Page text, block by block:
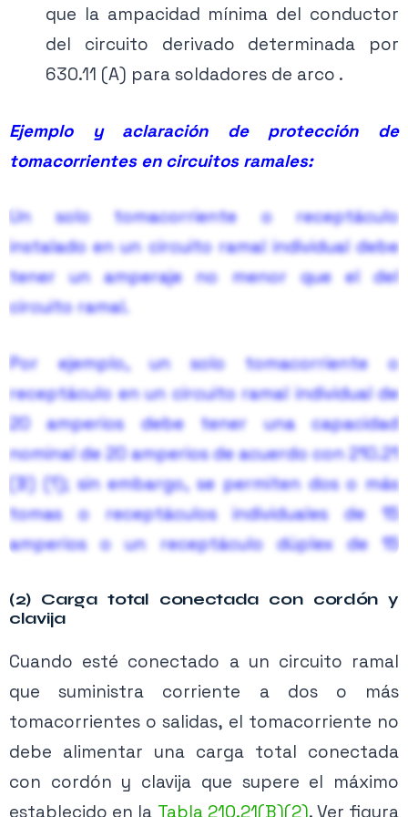
que la ampacidad mínima del conductor
del circuito derivado determinada por
630.11 (A) para soldadores de arco .
Ejemplo y aclaración de protección de
tomacorrientes en circuitos ramales:
Un solo tomacorriente o receptáculo
instalado en un circuito ramal individual debe
tener un amperaje no menor que el del
circuito ramal.
Por ejemplo, un solo tomacorriente o
receptáculo en un circuito ramal individual de
20 amperios debe tener una capacidad
nominal de 20 amperios de acuerdo con 210.21
(B) (1); sin embargo, se permiten dos o más
tomas o receptáculos individuales de 15
amperios o un receptáculo dúplex de 15
de acuerdo con 210.21 (B) (3).
Nota: Un solo receptáculo o tomacorriente
tiene un solo dispositivo de contacto para
conectar equipos [Artículo 100]; Esto significa
que un receptáculo dúplex se considera como
dos receptáculos.
Ver planes →
(2) Carga total conectada con cordón y
clavija
Cuando esté conectado a un circuito ramal
que suministra corriente a dos o más
tomacorrientes o salidas, el tomacorriente no
debe alimentar una carga total conectada
con cordón y clavija que supere el máximo
establecido en la Tabla 210.21(B)(2). Ver figura